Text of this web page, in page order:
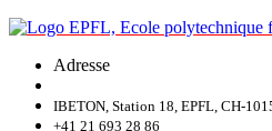
Adresse
IBETON, Station 18, EPFL, CH-
+41 21 693 28 86